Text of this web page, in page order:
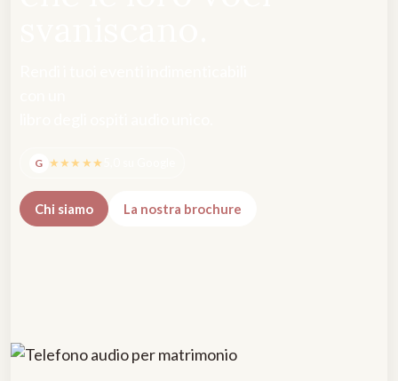
G ★★★★★
Chi siamo La nostra brochure